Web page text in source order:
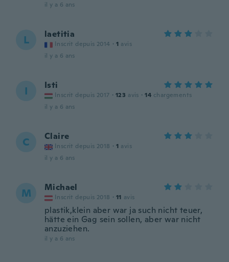
il y a 6 ans
L laetitia
Inscrit depuis 2014 · 1 avis
il y a 6 ans
I Isti
Inscrit depuis 2017 · 123 avis · 14 chargements
il y a 6 ans
C Claire
Inscrit depuis 2018 · 1 avis
il y a 6 ans
M Michael
Inscrit depuis 2018 · 11 avis
plastik,klein aber war ja such nicht teuer,
hätte ein Gag sein sollen, aber war nicht
anzuziehen.
il y a 6 ans